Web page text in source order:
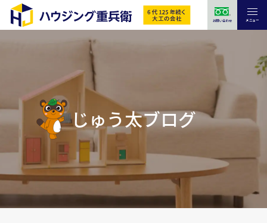
お問い合わせ メニュー
じゅう太ブログ